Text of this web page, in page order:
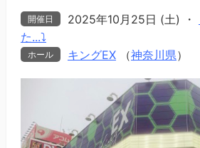
開催日 2025年10月25日 (土) ・
た...⤵
ホール キングEX（神奈川県）